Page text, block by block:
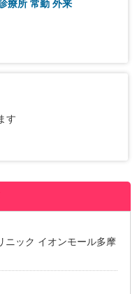
療所 常勤 外来
す
ニック イオンモール多摩